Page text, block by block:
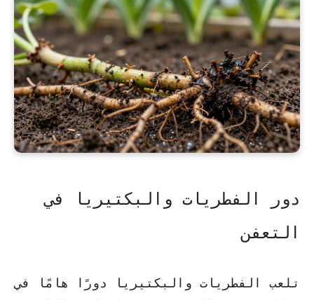
دور الفطريات والبكتيريا في
التعفن
تلعب الفطريات والبكتيريا دورًا هامًا في